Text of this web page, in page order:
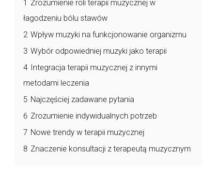
1 Zrozumienie roli terapii muzycznej w
łagodzeniu bólu stawów
2 Wpływ muzyki na funkcjonowanie organizmu
3 Wybór odpowiedniej muzyki jako terapii
4 Integracja terapii muzycznej z innymi
metodami leczenia
5 Najczęściej zadawane pytania
6 Zrozumienie indywidualnych potrzeb
7 Nowe trendy w terapii muzycznej
8 Znaczenie konsultacji z terapeutą muzycznym